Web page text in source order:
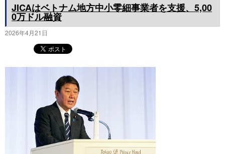
JICAはベトナム地方中小零細事業者を支援、5,00
0万ドル融資
2026年4月21日